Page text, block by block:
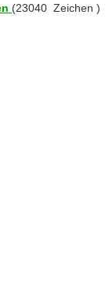
(23040 Zeichen )